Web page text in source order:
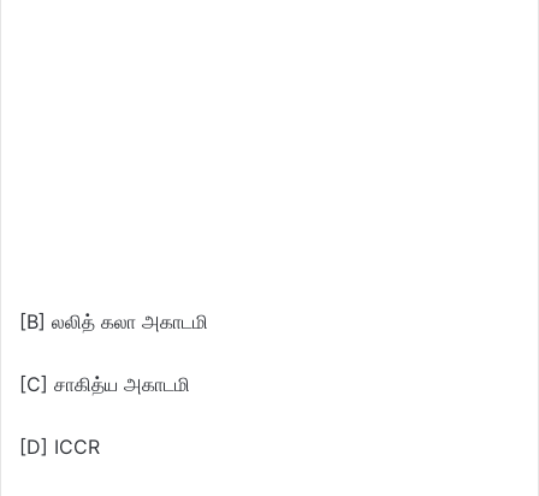
[B] லலித் கலா அகாடமி
[C] சாகித்ய அகாடமி
[D] ICCR